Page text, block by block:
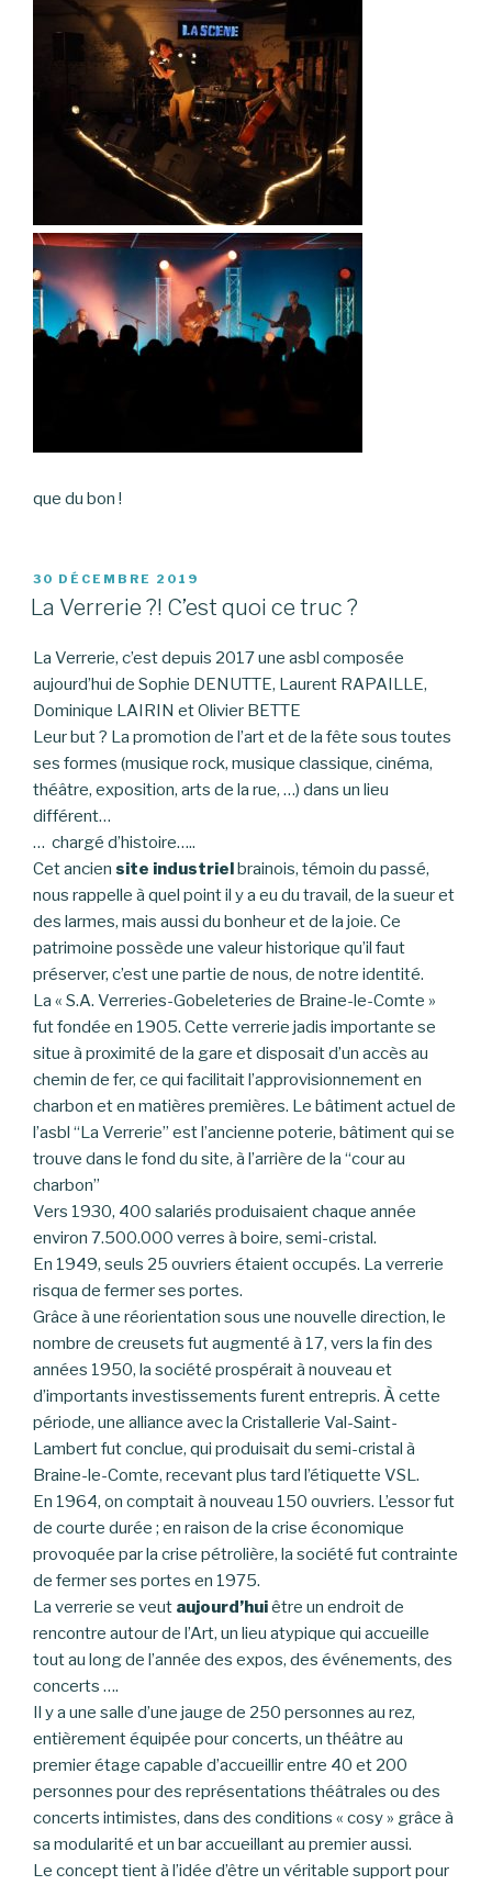
que du bon !
PUBLIÉ
LE
30 DÉCEMBRE 2019
La Verrerie ?! C’est quoi ce truc ?
La Verrerie, c’est depuis 2017 une asbl composée
aujourd’hui de Sophie DENUTTE, Laurent RAPAILLE,
Dominique LAIRIN et Olivier BETTE
Leur but ? La promotion de l’art et de la fête sous toutes
ses formes (musique rock, musique classique, cinéma,
théâtre, exposition, arts de la rue, …) dans un lieu
différent…
… chargé d’histoire…..
Cet ancien site industrielbrainois, témoin du passé,
nous rappelle à quel point il y a eu du travail, de la sueur et
des larmes, mais aussi du bonheur et de la joie. Ce
patrimoine possède une valeur historique qu’il faut
préserver, c’est une partie de nous, de notre identité.
La « S.A. Verreries-Gobeleteries de Braine-le-Comte »
fut fondée en 1905. Cette verrerie jadis importante se
situe à proximité de la gare et disposait d’un accès au
chemin de fer, ce qui facilitait l’approvisionnement en
charbon et en matières premières. Le bâtiment actuel de
l’asbl “La Verrerie” est l’ancienne poterie, bâtiment qui se
trouve dans le fond du site, à l’arrière de la “cour au
charbon”
Vers 1930, 400 salariés produisaient chaque année
environ 7.500.000 verres à boire, semi-cristal.
En 1949, seuls 25 ouvriers étaient occupés. La verrerie
risqua de fermer ses portes.
Grâce à une réorientation sous une nouvelle direction, le
nombre de creusets fut augmenté à 17, vers la fin des
années 1950, la société prospérait à nouveau et
d’importants investissements furent entrepris. À cette
période, une alliance avec la Cristallerie Val-Saint-
Lambert fut conclue, qui produisait du semi-cristal à
Braine-le-Comte, recevant plus tard l’étiquette VSL.
En 1964, on comptait à nouveau 150 ouvriers. L’essor fut
de courte durée ; en raison de la crise économique
provoquée par la crise pétrolière, la société fut contrainte
de fermer ses portes en 1975.
La verrerie se veut aujourd’huiêtre un endroit de
rencontre autour de l’Art, un lieu atypique qui accueille
tout au long de l’année des expos, des événements, des
concerts ….
Il y a une salle d’une jauge de 250 personnes au rez,
entièrement équipée pour concerts, un théâtre au
premier étage capable d’accueillir entre 40 et 200
personnes pour des représentations théâtrales ou des
concerts intimistes, dans des conditions « cosy » grâce à
sa modularité et un bar accueillant au premier aussi.
Le concept tient à l’idée d’être un véritable support pour